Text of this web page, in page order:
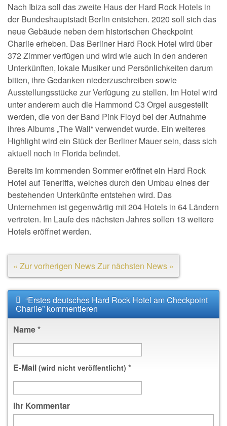
Nach Ibiza soll das zweite Haus der Hard Rock Hotels in
der Bundeshauptstadt Berlin entstehen. 2020 soll sich das
neue Gebäude neben dem historischen Checkpoint
Charlie erheben. Das Berliner Hard Rock Hotel wird über
372 Zimmer verfügen und wird wie auch in den anderen
Unterkünften, lokale Musiker und Persönlichkeiten darum
bitten, ihre Gedanken niederzuschreiben sowie
Ausstellungsstücke zur Verfügung zu stellen. Im Hotel wird
unter anderem auch die Hammond C3 Orgel ausgestellt
werden, die von der Band Pink Floyd bei der Aufnahme
ihres Albums „The Wall“ verwendet wurde. Ein weiteres
Highlight wird ein Stück der Berliner Mauer sein, dass sich
aktuell noch in Florida befindet.
Bereits im kommenden Sommer eröffnet ein Hard Rock
Hotel auf Teneriffa, welches durch den Umbau eines der
bestehenden Unterkünfte entstehen wird. Das
Unternehmen ist gegenwärtig mit 204 Hotels in 64 Ländern
vertreten. Im Laufe des nächsten Jahres sollen 13 weitere
Hotels eröffnet werden.
« Zur vorherigen NewsZur nächsten News »
“Erstes deutsches Hard Rock Hotel am Checkpoint
Charlie” kommentieren
Name*
E-Mail (wird nicht veröffentlicht) *
Ihr Kommentar